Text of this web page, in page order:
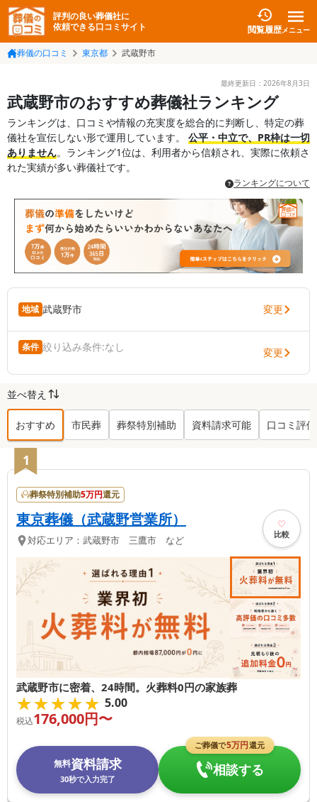
評判の良い葬儀社に
依頼できる口コミサイト
閲覧履歴メニュー
葬儀の口コミ 東京都 武蔵野市
最終更新日： 2026年8月3日
武蔵野市のおすすめ葬儀社ランキング
ランキングは、口コミや情報の充実度を総合的に判断し、特定の葬
儀社を宣伝しない形で運用しています。 公平・中立で、PR枠は一切
ありません。ランキング1位は、利用者から信頼され、実際に依頼さ
れた実績が多い葬儀社です。
ランキングについて
地域 武蔵野市 変更
条件 絞り込み条件:なし 変更
並べ替え
おすすめ 市民葬 葬祭特別補助 資料請求可能 口コミ評価
武蔵野市
1
葬祭特別補助5万円還元
東京葬儀（武蔵野営業所）
対応エリア： 武蔵野市 三鷹市 など 比較
武蔵野市に密着、24時間。火葬料0円の家族葬
★★★★★
★★★★★ 5.00
税込176,000円〜
無料資料請求
30秒で入力完了
ご葬儀で5万円還元
相談する